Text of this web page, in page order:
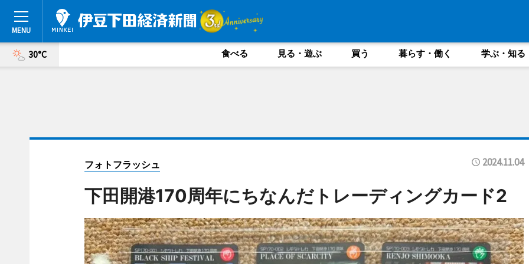
30°C 食べる 見る・遊ぶ 買う 暮らす・働く 学ぶ・知る
フォトフラッシュ 2024.11.04
下田開港170周年にちなんだトレーディングカード2